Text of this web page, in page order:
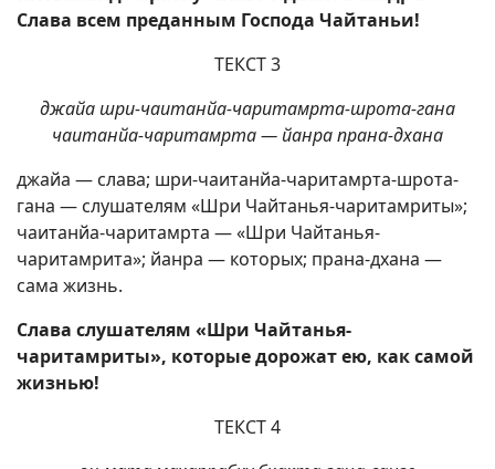
Слава всем преданным Господа Чайтаньи!
ТЕКСТ 3
джайа шри-чаитанйа-чаритамрта-шрота-гана
чаитанйа-чаритамрта — йанра прана-дхана
джайа — слава; шри-чаитанйа-чаритамрта-шрота-
гана — слушателям «Шри Чайтанья-чаритамриты»;
чаитанйа-чаритамрта — «Шри Чайтанья-
чаритамрита»; йанра — которых; прана-дхана —
сама жизнь.
Слава слушателям «Шри Чайтанья-
чаритамриты», которые дорожат ею, как самой
жизнью!
ТЕКСТ 4